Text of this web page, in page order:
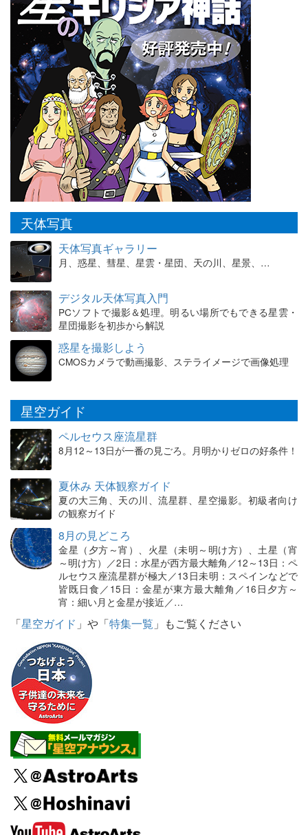
天体写真
天体写真ギャラリー
月、惑星、彗星、星雲・星団、天の川、星景、…
デジタル天体写真入門
PCソフトで撮影＆処理。明るい場所でもできる星雲・
星団撮影を初歩から解説
惑星を撮影しよう
CMOSカメラで動画撮影、ステライメージで画像処理
星空ガイド
ペルセウス座流星群
8月12～13日が一番の見ごろ。月明かりゼロの好条件！
夏休み 天体観察ガイド
夏の大三角、天の川、流星群、星空撮影。初級者向け
の観察ガイド
8月の見どころ
金星（夕方～宵）、火星（未明～明け方）、土星（宵
～明け方）／2日：水星が西方最大離角／12～13日：ペ
ルセウス座流星群が極大／13日未明：スペインなどで
皆既日食／15日：金星が東方最大離角／16日夕方～
宵：細い月と金星が接近／…
「星空ガイド 」や「特集一覧 」もご覧ください